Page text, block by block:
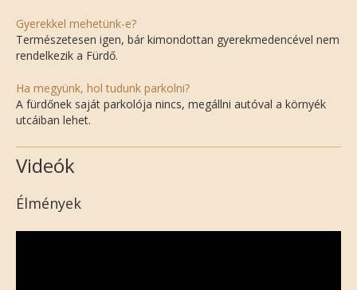
Gyerekkel mehetünk-e?
Természetesen igen, bár kimondottan gyerekmedencével nem
rendelkezik a Fürdő.
Ha megyünk, hol tudunk parkolni?
A fürdőnek saját parkolója nincs, megállni autóval a környék
utcáiban lehet.
Videók
Élmények